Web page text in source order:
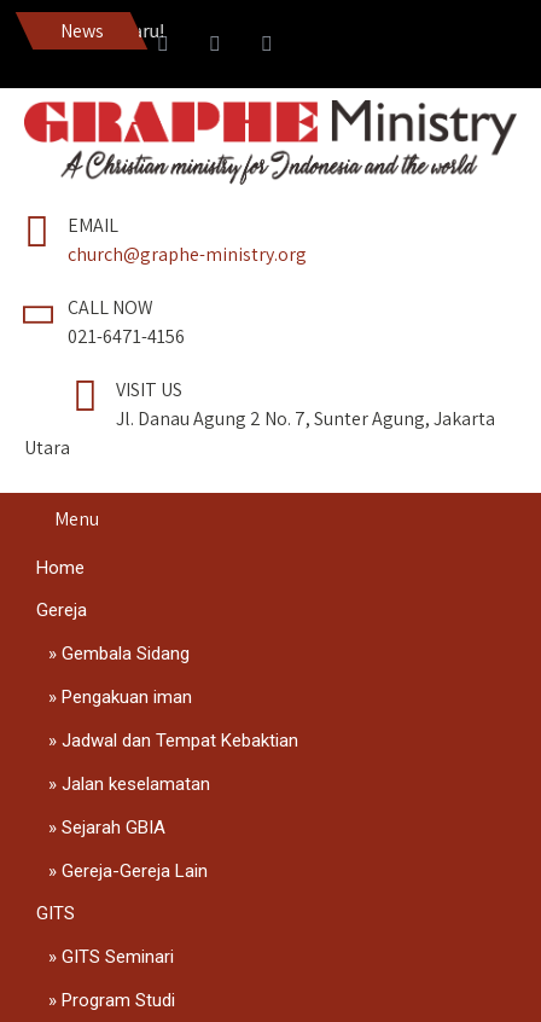
News
EMAIL
church@graphe-ministry.org
CALL NOW
021-6471-4156
VISIT US
Jl. Danau Agung 2 No. 7, Sunter Agung, Jakarta
Utara
Menu
Home
Gereja
Gembala Sidang
Pengakuan iman
Jadwal dan Tempat Kebaktian
Jalan keselamatan
Sejarah GBIA
Gereja-Gereja Lain
GITS
GITS Seminari
Program Studi